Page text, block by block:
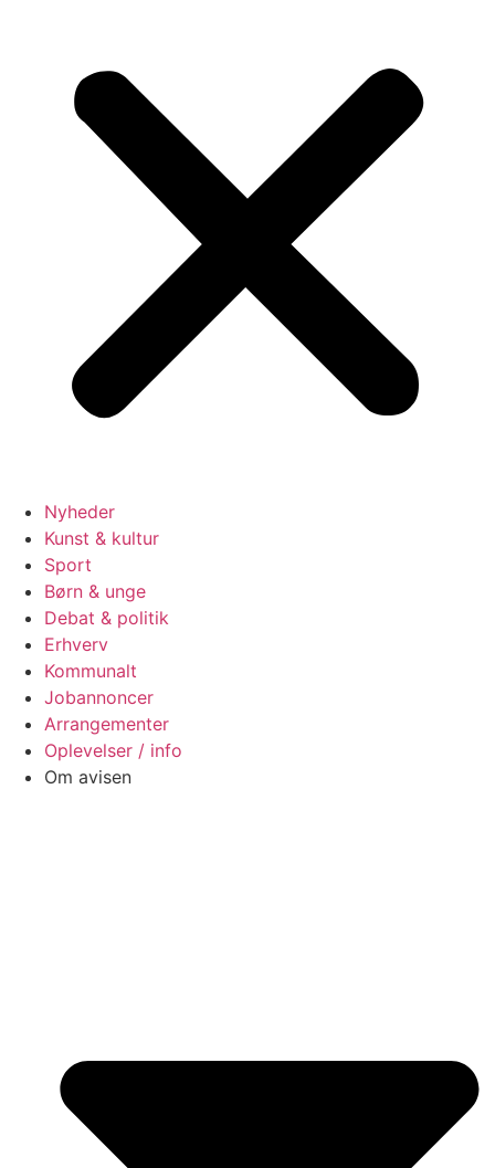
Nyheder
Kunst & kultur
Sport
Børn & unge
Debat & politik
Erhverv
Kommunalt
Jobannoncer
Arrangementer
Oplevelser / info
Om avisen